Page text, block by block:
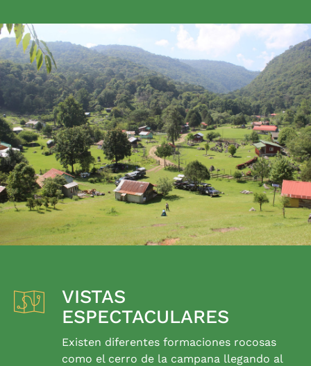
VISTAS
ESPECTACULARES
Existen diferentes formaciones rocosas
como el cerro de la campana llegando al